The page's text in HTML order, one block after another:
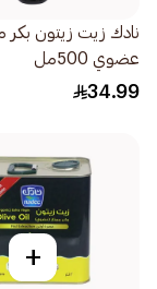
نادك زيت زيتون بكر
عضوي 500مل
34.99
+